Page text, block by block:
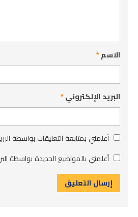
الاسم*
البريد الإلكتروني*
أعلمني بمتابعة التعليقات بواسطة
أعلمني بالمواضيع الجديدة بواسطة